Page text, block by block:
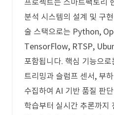
프로젝트는 스마트팩토리
분석 시스템의 설계 및 구
술 스택으로는 Python,
TensorFlow, RTSP,
포함됩니다. 핵심 기능으
트리밍과 슬럼프 센서, 부
수집하여 AI 기반 품질 판
학습부터 실시간 추론까지